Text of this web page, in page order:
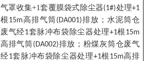
气罩收集+1套覆膜袋式除尘器(1#)处理+1
根15m高排气筒(DA001)排放；水泥筒仓
废气经1套脉冲布袋除尘器处理+1根15m
高排气筒(DA002)排放；粉煤灰筒仓废气
经1套脉冲布袋除尘器处理+1根15m高排